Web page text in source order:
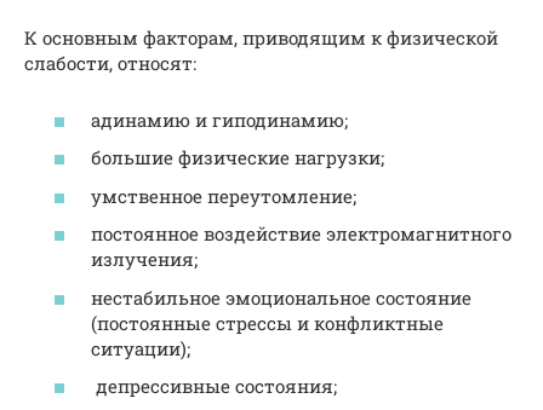
К основным факторам, приводящим к физической
слабости, относят:
адинамию и гиподинамию;
большие физические нагрузки;
умственное переутомление;
постоянное воздействие электромагнитного
излучения;
нестабильное эмоциональное состояние
(постоянные стрессы и конфликтные
ситуации);
депрессивные состояния;